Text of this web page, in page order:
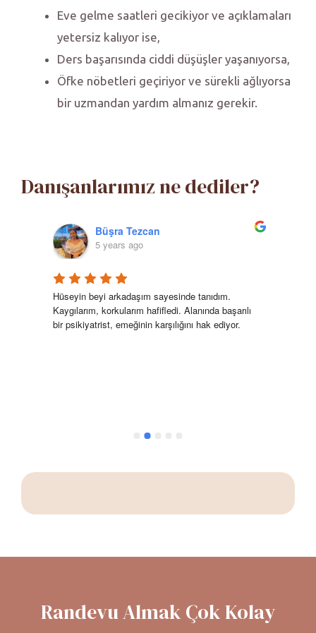
Eve gelme saatleri gecikiyor ve açıklamaları
yetersiz kalıyor ise,
Ders başarısında ciddi düşüşler yaşanıyorsa,
Öfke nöbetleri geçiriyor ve sürekli ağlıyorsa
bir uzmandan yardım almanız gerekir.
Danışanlarımız ne dediler?
Büşra Tezcan
5 years ago
Hüseyin beyi arkadaşım sayesinde tanıdım.
Kaygılarım, korkularım hafifledi. Alanında başarılı
bir psikiyatrist, emeğinin karşılığını hak ediyor.
Randevu Almak Çok Kolay